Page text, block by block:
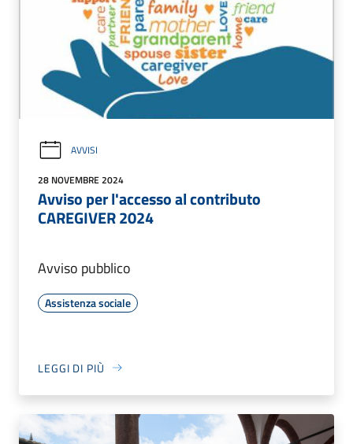
AVVISI
28 NOVEMBRE 2024
Avviso per l'accesso al contributo
CAREGIVER 2024
Avviso pubblico
Assistenza sociale
LEGGI DI PIÙ